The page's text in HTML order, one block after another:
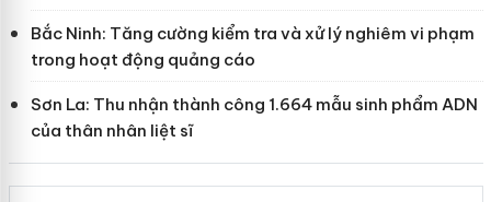
Bắc Ninh: Tăng cường kiểm tra và xử lý nghiêm vi phạm
trong hoạt động quảng cáo
Sơn La: Thu nhận thành công 1.664 mẫu sinh phẩm ADN
của thân nhân liệt sĩ